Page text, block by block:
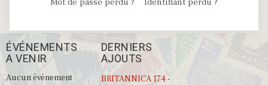
ÉVÉNEMENTS
A VENIR
Aucun évènement
DERNIERS
AJOUTS
BRITANNICA 174 -